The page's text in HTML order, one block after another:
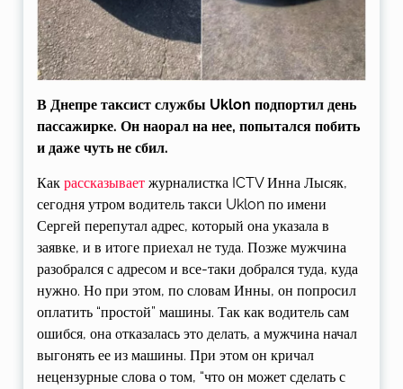
В Днепре таксист службы Uklon подпортил день
пассажирке. Он наорал на нее, попытался побить
и даже чуть не сбил.
Какрассказывает журналистка ICTV Инна Лысяк,
сегодня утром водитель такси Uklon по имени
Сергей перепутал адрес, который она указала в
заявке, и в итоге приехал не туда. Позже мужчина
разобрался с адресом и все-таки добрался туда, куда
нужно. Но при этом, по словам Инны, он попросил
оплатить “простой” машины. Так как водитель сам
ошибся, она отказалась это делать, а мужчина начал
выгонять ее из машины. При этом он кричал
нецензурные слова о том, “что он может сделать с